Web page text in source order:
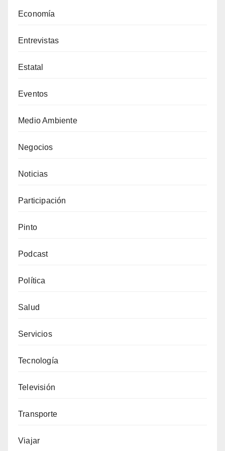
Economía
Entrevistas
Estatal
Eventos
Medio Ambiente
Negocios
Noticias
Participación
Pinto
Podcast
Política
Salud
Servicios
Tecnología
Televisión
Transporte
Viajar